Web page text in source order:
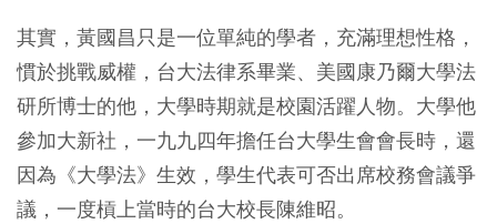
其實，黃國昌只是一位單純的學者，充滿理想性格，
慣於挑戰威權，台大法律系畢業、美國康乃爾大學法
研所博士的他，大學時期就是校園活躍人物。大學他
參加大新社，一九九四年擔任台大學生會會長時，還
因為《大學法》生效，學生代表可否出席校務會議爭
議，一度槓上當時的台大校長陳維昭。